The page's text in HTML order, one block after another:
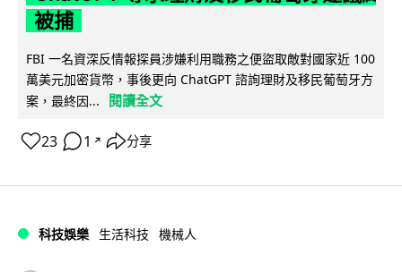
被捕
FBI 一名資深反情報探員涉嫌利用職務之便盜取敵對國家近 100
萬美元加密貨幣，事後更向 ChatGPT 諮詢理財及移民葡萄牙方
案，最終因...
閱讀全文
23 1 ↗ 分享
科技娛樂 生活科技 機械人